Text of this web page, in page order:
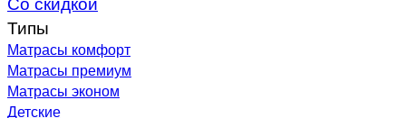
Типы
Матрасы комфорт
Матрасы премиум
Матрасы эконом
Детские